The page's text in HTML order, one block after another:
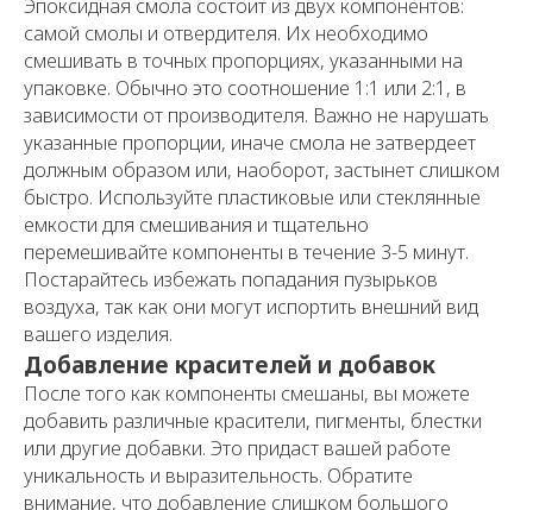
Эпоксидная смола состоит из двух компонентов:
самой смолы и отвердителя. Их необходимо
смешивать в точных пропорциях, указанными на
упаковке. Обычно это соотношение 1:1 или 2:1, в
зависимости от производителя. Важно не нарушать
указанные пропорции, иначе смола не затвердеет
должным образом или, наоборот, застынет слишком
быстро. Используйте пластиковые или стеклянные
емкости для смешивания и тщательно
перемешивайте компоненты в течение 3-5 минут.
Постарайтесь избежать попадания пузырьков
воздуха, так как они могут испортить внешний вид
вашего изделия.
Добавление красителей и добавок
После того как компоненты смешаны, вы можете
добавить различные красители, пигменты, блестки
или другие добавки. Это придаст вашей работе
уникальность и выразительность. Обратите
внимание, что добавление слишком большого